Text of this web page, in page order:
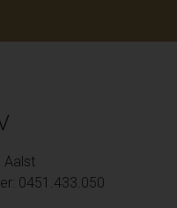
Aalst
0451.433.050